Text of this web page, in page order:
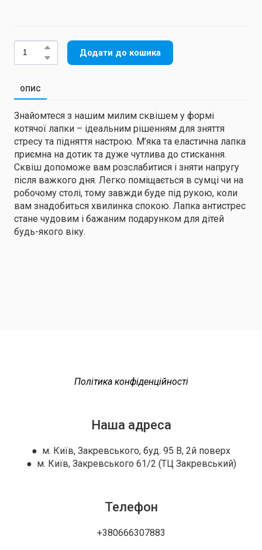
Додати до кошика
ОПИС
Знайомтеся з нашим милим сквішем у формі
котячої лапки – ідеальним рішенням для зняття
стресу та підняття настрою. М’яка та еластична лапка
приємна на дотик та дуже чутлива до стискання.
Сквіш допоможе вам розслабитися і зняти напругу
після важкого дня. Легко поміщається в сумці чи на
робочому столі, тому завжди буде під рукою, коли
вам знадобиться хвилинка спокою. Лапка антистрес
стане чудовим і бажаним подарунком для дітей
будь-якого віку.
Політика конфіденційності
Наша адреса
● м. Київ, Закревського, буд. 95 В, 2й поверх
● м. Київ, Закревського 61/2 (ТЦ Закревський)
Телефон
+380666307883